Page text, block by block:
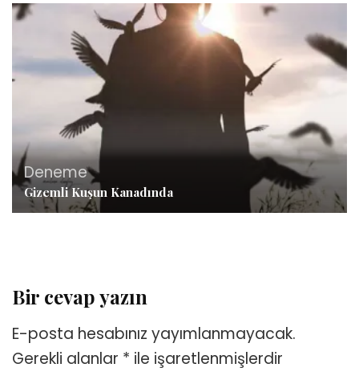
Deneme
Gizemli Kuşun Kanadında
Bir cevap yazın
E-posta hesabınız yayımlanmayacak.
Gerekli alanlar * ile işaretlenmişlerdir